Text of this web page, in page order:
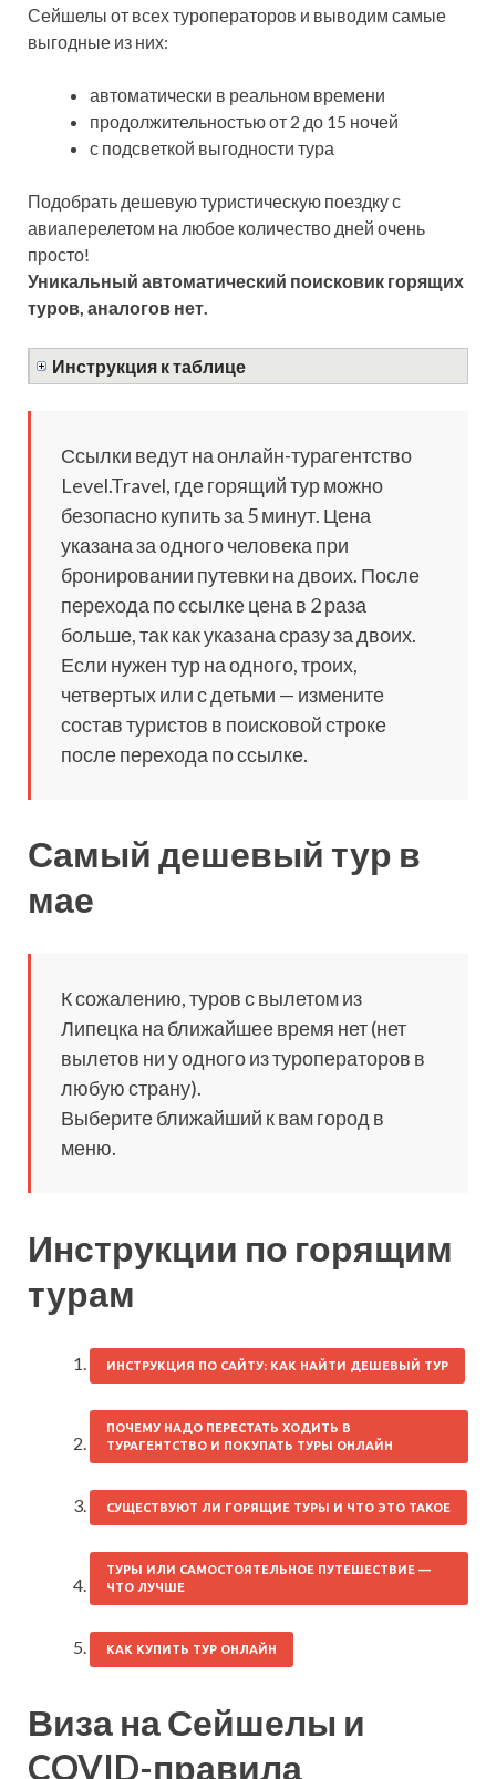
Сейшелы от всех туроператоров и выводим самые
выгодные из них:
автоматически в реальном времени
продолжительностью от 2 до 15 ночей
с подсветкой выгодности тура
Подобрать дешевую туристическую поездку с
авиаперелетом на любое количество дней очень
просто!
Уникальный автоматический поисковик горящих
туров, аналогов нет.
Инструкция к таблице
Ссылки ведут на онлайн-турагентство
Level.Travel, где горящий тур можно
безопасно купить за 5 минут. Цена
указана за одного человека при
бронировании путевки на двоих. После
перехода по ссылке цена в 2 раза
больше, так как указана сразу за двоих.
Если нужен тур на одного, троих,
четвертых или с детьми — измените
состав туристов в поисковой строке
после перехода по ссылке.
Самый дешевый тур в
мае
К сожалению, туров с вылетом из
Липецка на ближайшее время нет (нет
вылетов ни у одного из туроператоров в
любую страну).
Выберите ближайший к вам город в
меню.
Инструкции по горящим
турам
ИНСТРУКЦИЯ ПО САЙТУ: КАК НАЙТИ ДЕШЕВЫЙ ТУР
ПОЧЕМУ НАДО ПЕРЕСТАТЬ ХОДИТЬ В
ТУРАГЕНТСТВО И ПОКУПАТЬ ТУРЫ ОНЛАЙН
СУЩЕСТВУЮТ ЛИ ГОРЯЩИЕ ТУРЫ И ЧТО ЭТО ТАКОЕ
ТУРЫ ИЛИ САМОСТОЯТЕЛЬНОЕ ПУТЕШЕСТВИЕ —
ЧТО ЛУЧШЕ
КАК КУПИТЬ ТУР ОНЛАЙН
Виза на Сейшелы и
COVID-правила